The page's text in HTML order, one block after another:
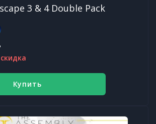
3 & 4 Double Pack
Купить